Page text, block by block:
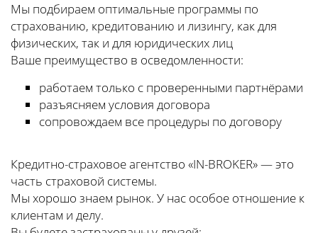
Мы подбираем оптимальные программы по
страхованию, кредитованию и лизингу, как для
физических, так и для юридических лиц
Ваше преимущество в осведомленности:
работаем только с проверенными партнёрами
разъясняем условия договора
сопровождаем все процедуры по договору
Кредитно-страховое агентство «IN-BROKER» — это
часть страховой системы.
Мы хорошо знаем рынок. У нас особое отношение к
клиентам и делу.